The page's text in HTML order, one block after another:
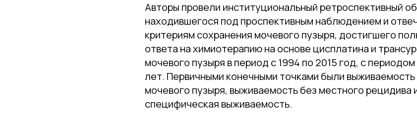
Авторы провели институциональный ретроспективный
находившегося под проспективным наблюдением и
критериям сохранения мочевого пузыря, достигшего
ответа на химиотерапию на основе цисплатина и
мочевого пузыря в период с 1994 по 2015 год, с
лет. Первичными конечными точками были
мочевого пузыря, выживаемость без местного рецидива
специфическая выживаемость.